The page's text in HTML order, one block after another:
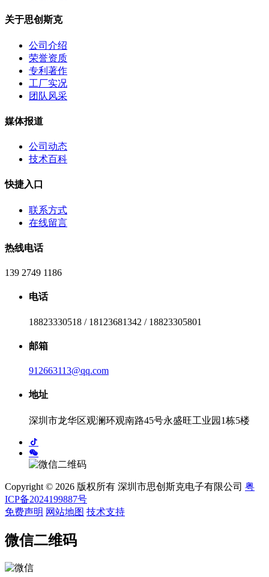
关于思创斯克
公司介绍
荣誉资质
专利著作
工厂实况
团队风采
媒体报道
公司动态
技术百科
快捷入口
联系方式
在线留言
热线电话
139 2749 1186
电话
18823330518 / 18123681342 / 18823305801
邮箱
912663113@qq.com
地址
深圳市龙华区观澜环观南路45号永盛旺工业园1栋5楼
Copyright © 2026 版权所有 深圳市思创斯克电子有限公司 粤
ICP备2024199887号
免费声明 网站地图 技术支持
微信二维码